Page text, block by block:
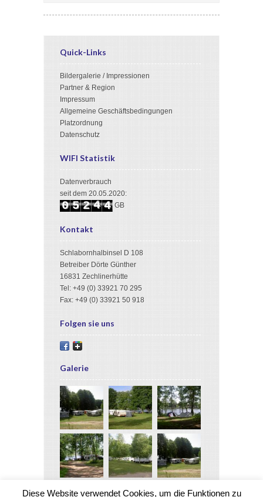
Quick-Links
Bildergalerie / Impressionen
Partner & Region
Impressum
Allgemeine Geschäftsbedingungen
Platzordnung
Datenschutz
WIFI Statistik
Datenverbrauch
seit dem 20.05.2020:
0 5 2 4 4
3
GB
Kontakt
Schlabornhalbinsel D 108
Betreiber Dörte Günther
16831 Zechlinerhütte
Tel: +49 (0) 33921 70 295
Fax: +49 (0) 33921 50 918
Folgen sie uns
Galerie
Diese Website verwendet Cookies, um die Funktionen zu